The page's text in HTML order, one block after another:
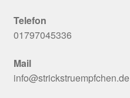
Telefon
01797045336
Mail
info@strickstruempfchen.de